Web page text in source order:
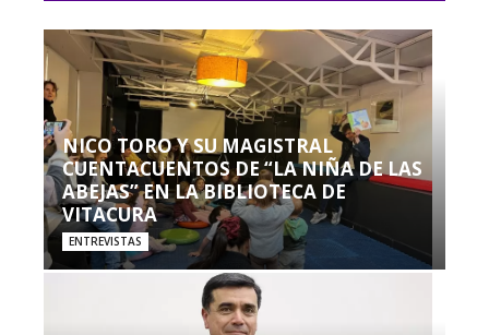
NICO TORO Y SU MAGISTRAL
CUENTACUENTOS DE “LA NIÑA DE LAS
ABEJAS” EN LA BIBLIOTECA DE
VITACURA
ENTREVISTAS